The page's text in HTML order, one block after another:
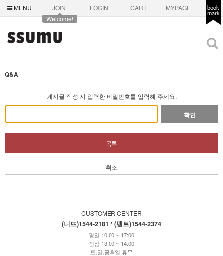
MENU
JOIN
Welcome!
LOGIN CART MYPAGE book
mark
Q&A
게시글 작성 시 입력한 비밀번호를 입력해 주세요.
확인
목록
취소
CUSTOMER CENTER
(니뜨)1544-2181 / (펠트)1544-2374
평일 10:00 ~ 17:00
점심 13:00 ~ 14:00
토,일,공휴일 휴무